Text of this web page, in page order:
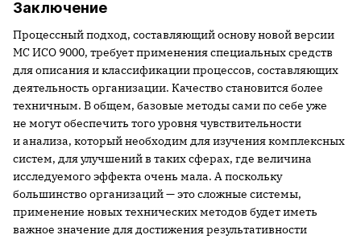
Заключение
Процессный подход, составляющий основу новой версии
МС ИСО 9000, требует применения специальных средств
для описания и классификации процессов, составляющих
деятельность организации. Качество становится более
техничным. В общем, базовые методы сами по себе уже
не могут обеспечить того уровня чувствительности
и анализа, который необходим для изучения комплексных
систем, для улучшений в таких сферах, где величина
исследуемого эффекта очень мала. А поскольку
большинство организаций — это сложные системы,
применение новых технических методов будет иметь
важное значение для достижения результативности